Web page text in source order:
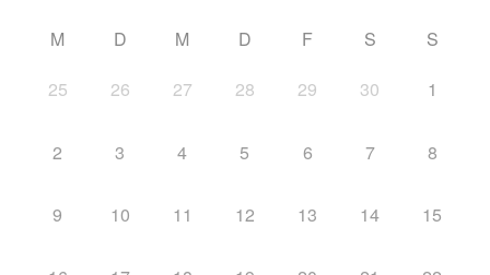
M D M D F S S
25 26 27 28 29 30 1
2 3 4 5 6 7 8
9 10 11 12 13 14 15